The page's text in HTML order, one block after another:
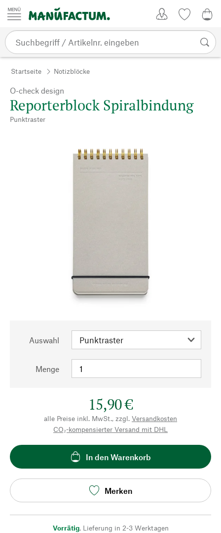
Zum Inhalt springen
Startseite Notizblöcke
O-check design
Reporterblock Spiralbindung
Punktraster
Auswahl
Menge
15,90 €
alle Preise inkl. MwSt., zzgl. Versandkosten
CO₂-kompensierter Versand mit DHL
In den Warenkorb
Merken
Vorrätig, Lieferung in 2-3 Werktagen